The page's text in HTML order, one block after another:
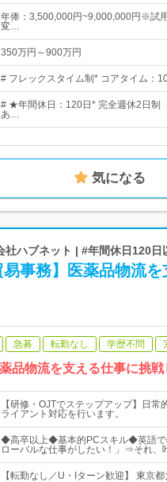
年俸：3,500,000円~9,000,000円※試
変…
350万円～900万円
# フレックスタイム制* コアタイム：
# ★年間休日：120日* 完全週休2日制
あ…
気になる
社ハブネット | #年間休日120
易事務】医薬品物流
急募 転勤なし 学歴不問
品物流を支える仕事に挑
【研修・OJTでステップアップ】日
ライアント対応を行います。
◆高卒以上◆基本的PCスキル◆英語で
ローバルな仕事がしたい！」⇒それ、
【転勤なし／U・Iターン歓迎】 東